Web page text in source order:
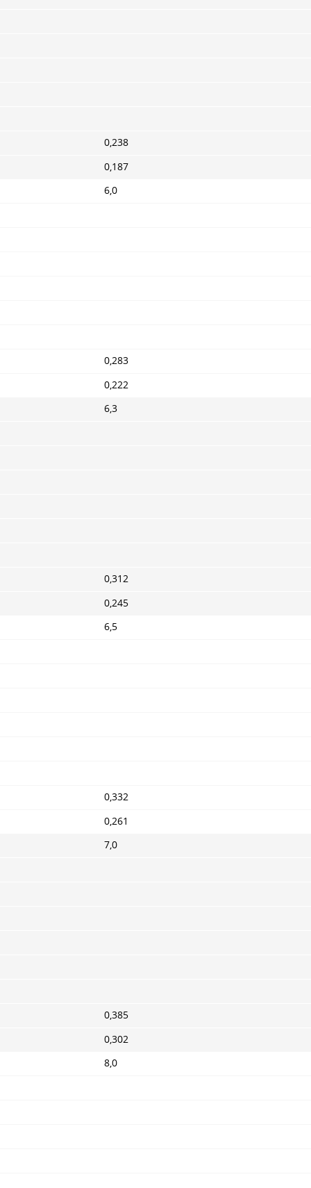
0,238
0,187
6,0
0,283
0,222
6,3
0,312
0,245
6,5
0,332
0,261
7,0
0,385
0,302
8,0